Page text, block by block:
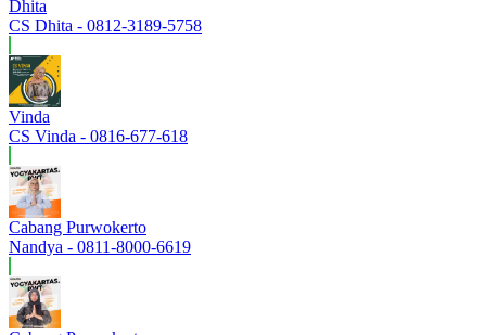
Dhita
CS Dhita - 0812-3189-5758
Vinda
CS Vinda - 0816-677-618
Cabang Purwokerto
Nandya - 0811-8000-6619